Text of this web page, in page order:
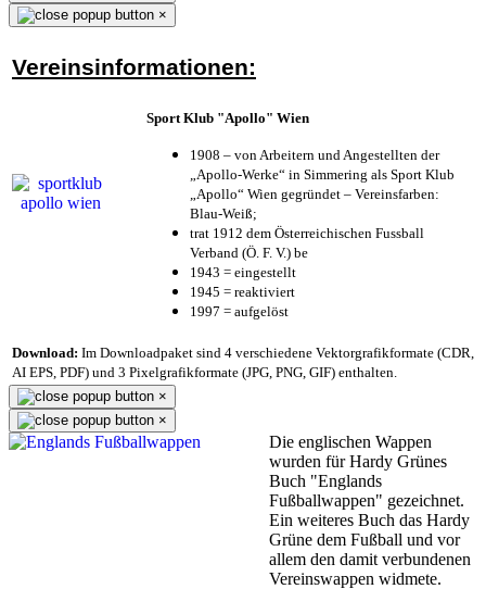
×
Vereinsinformationen:
Sport Klub "Apollo" Wien
1908 – von Arbeitern und Angestellten der
„Apollo-Werke“ in Simmering als Sport Klub
„Apollo“ Wien gegründet – Vereinsfarben:
Blau-Weiß;
trat 1912 dem Österreichischen Fussball
Verband (Ö. F. V.) be
1943 = eingestellt
1945 = reaktiviert
1997 = aufgelöst
Download: Im Downloadpaket sind 4 verschiedene Vektorgrafikformate (CDR,
AI EPS, PDF) und 3 Pixelgrafikformate (JPG, PNG, GIF) enthalten.
×
×
Die englischen Wappen
wurden für Hardy Grünes
Buch "Englands
Fußballwappen" gezeichnet.
Ein weiteres Buch das Hardy
Grüne dem Fußball und vor
allem den damit verbundenen
Vereinswappen widmete.